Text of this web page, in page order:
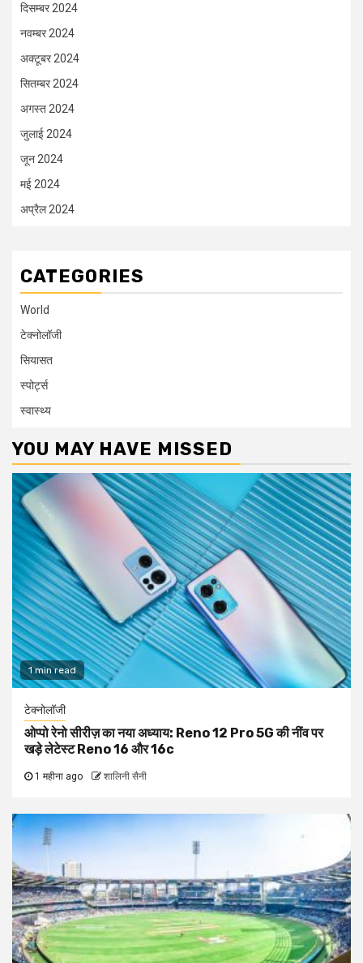
दिसम्बर 2024
नवम्बर 2024
अक्टूबर 2024
सितम्बर 2024
अगस्त 2024
जुलाई 2024
जून 2024
मई 2024
अप्रैल 2024
CATEGORIES
World
टेक्नोलॉजी
सियासत
स्पोर्ट्स
स्वास्थ्य
YOU MAY HAVE MISSED
1 min read
टेक्नोलॉजी
ओप्पो रेनो सीरीज़ का नया अध्याय: Reno 12 Pro 5G की नींव पर
खड़े लेटेस्ट Reno 16 और 16c
1 महीना ago शालिनी सैनी